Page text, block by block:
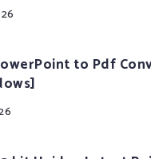
to Pdf